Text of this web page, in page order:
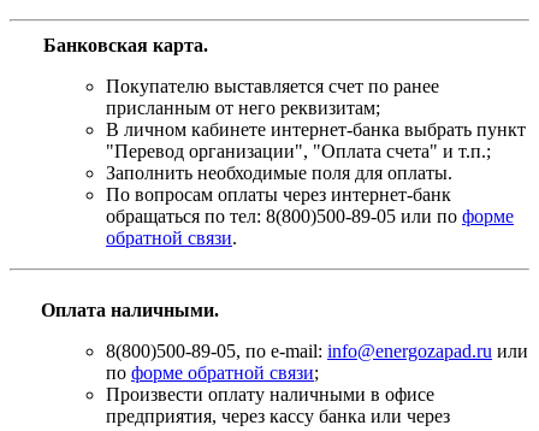
Банковская карта.
Покупателю выставляется счет по ранее
присланным от него реквизитам;
В личном кабинете интернет-банка выбрать пункт
"Перевод организации", "Оплата счета" и т.п.;
Заполнить необходимые поля для оплаты.
По вопросам оплаты через интернет-банк
обращаться по тел: 8(800)500-89-05 или по форме
обратной связи.
Оплата наличными.
8(800)500-89-05, по e-mail: info@energozapad.ru или
по форме обратной связи;
Произвести оплату наличными в офисе
предприятия, через кассу банка или через